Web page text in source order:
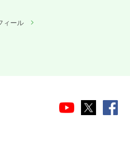
ィール